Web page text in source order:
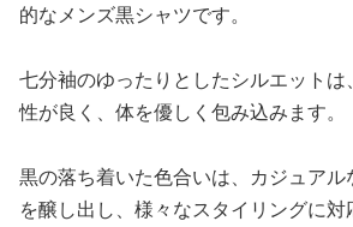
的なメンズ黒シャツです。
七分袖のゆったりとしたシルエット
性が良く、体を優しく包み込みます。
黒の落ち着いた色合いは、カジュア
を醸し出し、様々なスタイリングに